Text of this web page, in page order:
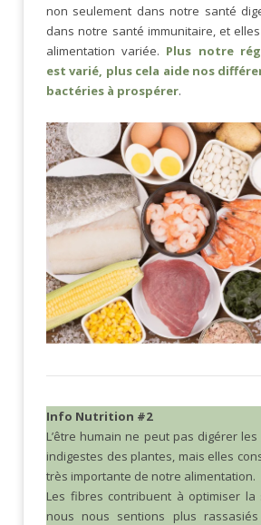
non seulement dans notre santé
dans notre santé immunitaire, et
alimentation variée. Plus notre
est varié, plus cela aide nos
bactéries à prospérer.
Info Nutrition #2
L’être humain ne peut pas digérer
indigestes des plantes, mais elles
très importante de notre alimentation.
Les fibres contribuent à optimiser la
nous nous sentions plus rassasiés